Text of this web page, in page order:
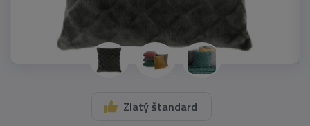
Zlatý štandard